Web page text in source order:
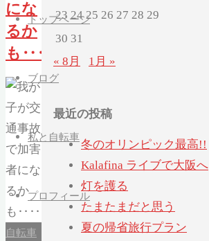
トップページ
ブログ
私と自転車
プロフィール
にな
るか
も‥‥
自転車
23 24 25 26 27 28 29
30 31
« 8月
1月 »
最近の投稿
冬のオリンピック最高!!
Kalafina ライブで大阪へ
灯を護る
たまたまだと思う
夏の帰省旅行プラン